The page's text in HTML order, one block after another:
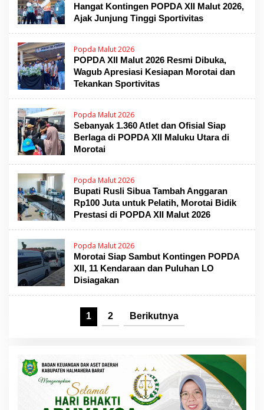
Hangat Kontingen POPDA XII Malut 2026,
Ajak Junjung Tinggi Sportivitas
Popda Malut 2026
POPDA XII Malut 2026 Resmi Dibuka,
Wagub Apresiasi Kesiapan Morotai dan
Tekankan Sportivitas
Popda Malut 2026
Sebanyak 1.360 Atlet dan Ofisial Siap
Berlaga di POPDA XII Maluku Utara di
Morotai
Popda Malut 2026
Bupati Rusli Sibua Tambah Anggaran
Rp100 Juta untuk Pelatih, Morotai Bidik
Prestasi di POPDA XII Malut 2026
Popda Malut 2026
Morotai Siap Sambut Kontingen POPDA
XII, 11 Kendaraan dan Puluhan LO
Disiagakan
1 2 Berikutnya